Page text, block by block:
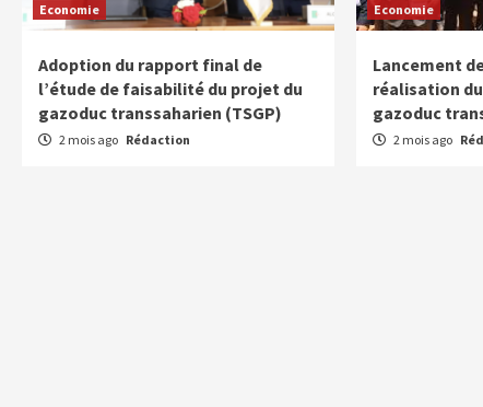
Economie
Adoption du rapport final de
l’étude de faisabilité du projet du
gazoduc transsaharien (TSGP)
2 mois ago Rédaction
Economie
Lancement
réalisation
gazoduc
2 mois ago